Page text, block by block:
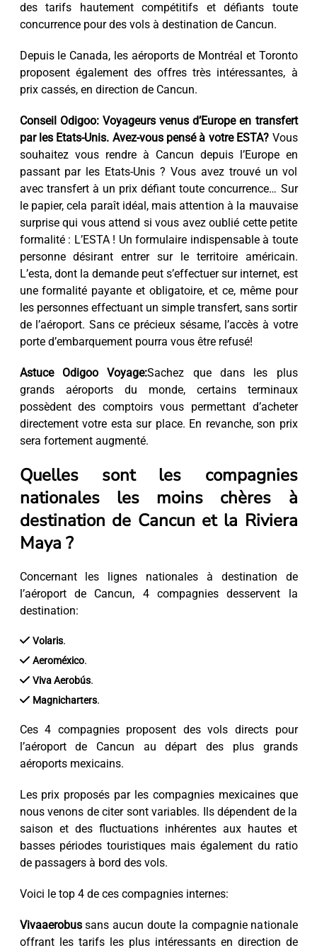
des tarifs hautement compétitifs et défiants toute
concurrence pour des vols à destination de Cancun.
Depuis le Canada, les aéroports de Montréal et Toronto
proposent également des offres très intéressantes, à
prix cassés, en direction de Cancun.
Conseil Odigoo: Voyageurs venus d’Europe en transfert
par les Etats-Unis. Avez-vous pensé à votre ESTA? Vous
souhaitez vous rendre à Cancun depuis l’Europe en
passant par les Etats-Unis ? Vous avez trouvé un vol
avec transfert à un prix défiant toute concurrence… Sur
le papier, cela paraît idéal, mais attention à la mauvaise
surprise qui vous attend si vous avez oublié cette petite
formalité : L’ESTA ! Un formulaire indispensable à toute
personne désirant entrer sur le territoire américain.
L’esta, dont la demande peut s’effectuer sur internet, est
une formalité payante et obligatoire, et ce, même pour
les personnes effectuant un simple transfert, sans sortir
de l’aéroport. Sans ce précieux sésame, l’accès à votre
porte d’embarquement pourra vous être refusé!
Astuce Odigoo Voyage:Sachez que dans les plus
grands aéroports du monde, certains terminaux
possèdent des comptoirs vous permettant d’acheter
directement votre esta sur place. En revanche, son prix
sera fortement augmenté.
Quelles sont les compagnies
nationales les moins chères à
destination de Cancun et la Riviera
Maya ?
Concernant les lignes nationales à destination de
l’aéroport de Cancun, 4 compagnies desservent la
destination:
Volaris.
Aeroméxico.
Viva Aerobús.
Magnicharters.
Ces 4 compagnies proposent des vols directs pour
l’aéroport de Cancun au départ des plus grands
aéroports mexicains.
Les prix proposés par les compagnies mexicaines que
nous venons de citer sont variables. Ils dépendent de la
saison et des fluctuations inhérentes aux hautes et
basses périodes touristiques mais également du ratio
de passagers à bord des vols.
Voici le top 4 de ces compagnies internes:
Vivaaerobussans aucun doute la compagnie nationale
offrant les tarifs les plus intéressants en direction de